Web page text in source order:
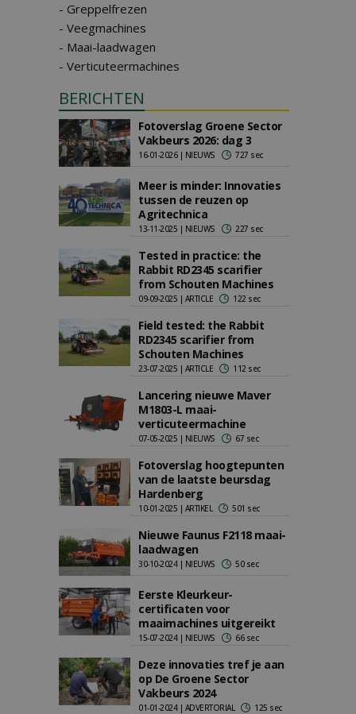
- Greppelfrezen
- Veegmachines
- Maai-laadwagen
- Verticuteermachines
BERICHTEN
Fotoverslag Groene Sector
Vakbeurs 2026: dag 3
16-01-2026 | NIEUWS 727 sec
Meer is minder: Innovaties
tussen de reuzen op
Agritechnica
13-11-2025 | NIEUWS 227 sec
Tested in practice: the
Rabbit RD2345 scarifier
from Schouten Machines
09-09-2025 | ARTICLE 122 sec
Field tested: the Rabbit
RD2345 scarifier from
Schouten Machines
23-07-2025 | ARTICLE 112 sec
Lancering nieuwe Maver
M1803-L maai-
verticuteermachine
07-05-2025 | NIEUWS 67 sec
Fotoverslag hoogtepunten
van de laatste beursdag
Hardenberg
10-01-2025 | ARTIKEL 501 sec
Nieuwe Faunus F2118 maai-
laadwagen
30-10-2024 | NIEUWS 50 sec
Eerste Kleurkeur-
certificaten voor
maaimachines uitgereikt
15-07-2024 | NIEUWS 66 sec
Deze innovaties tref je aan
op De Groene Sector
Vakbeurs 2024
01-01-2024 | ADVERTORIAL 125 sec